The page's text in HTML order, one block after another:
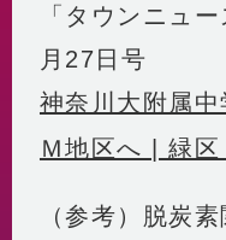
「タウンニュ
月27日号
神奈川大附属
Ｍ地区へ | 緑
（参考）脱炭